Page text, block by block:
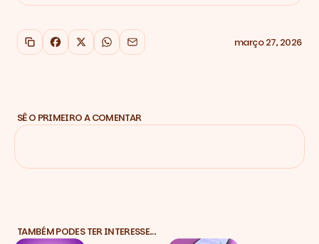
Copiar link
Facebook
X WhatsApp
Email março 27, 2026
SÊ O PRIMEIRO A COMENTAR
TAMBÉM PODES TER INTERESSE…